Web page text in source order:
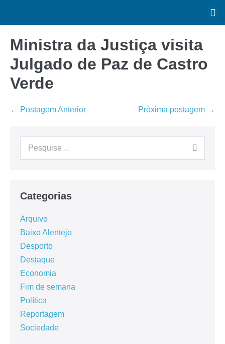
Ministra da Justiça visita
Julgado de Paz de Castro
Verde
← Postagem Anterior Próxima postagem →
Categorias
Arquivo
Baixo Alentejo
Desporto
Destaque
Economia
Fim de semana
Política
Reportagem
Sociedade